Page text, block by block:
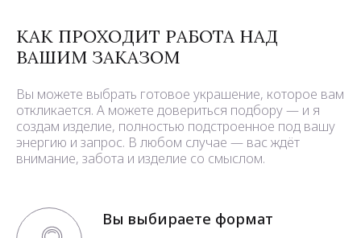
КАК ПРОХОДИТ РАБОТА НАД
ВАШИМ ЗАКАЗОМ
Вы можете выбрать готовое украшение, которое вам
откликается. А можете довериться подбору — и я
создам изделие, полностью подстроенное под вашу
энергию и запрос. В любом случае — вас ждёт
внимание, забота и изделие со смыслом.
Вы выбираете формат